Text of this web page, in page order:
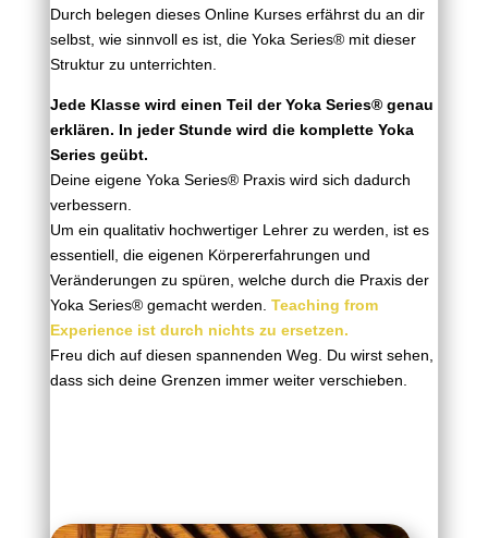
Durch belegen dieses Online Kurses erfährst du an dir
selbst, wie sinnvoll es ist, die YokaSeries® mit dieser
Struktur zu unterrichten.
Jede Klasse wird einen Teil der Yoka Series® genau
erklären. In jeder Stunde wird die komplette Yoka
Series geübt.
Deine eigene YokaSeries® Praxis wird sich dadurch
verbessern.
Um ein qualitativ hochwertiger Lehrer zu werden, ist es
essentiell, die eigenen Körpererfahrungen und
Veränderungen zu spüren, welche durch die Praxis der
Yoka Series® gemacht werden. Teaching from
Experience ist durch nichts zu ersetzen.
Freu dich auf diesen spannenden Weg. Du wirst sehen,
dass sich deine Grenzen immer weiter verschieben.